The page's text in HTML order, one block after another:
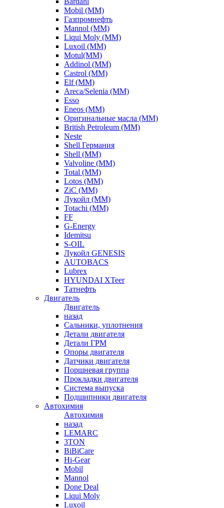
Mobil (ММ)
Газпромнефть
Mannol (ММ)
Liqui Moly (ММ)
Luxoil (ММ)
Motul(ММ)
Addinol (ММ)
Castrol (ММ)
Elf (ММ)
Areca/Selenia (ММ)
Esso
Eneos (ММ)
Оригинальные масла (ММ)
British Petroleum (ММ)
Neste
Shell Германия
Shell (ММ)
Valvoline (ММ)
Total (ММ)
Lotos (ММ)
ZiC (ММ)
Лукойл (ММ)
Totachi (MM)
FF
G-Energy
Idemitsu
S-OIL
Лукойл GENESIS
AUTOBACS
Lubrex
HYUNDAI XTeer
Татнефть
Двигатель
Двигатель
назад
Сальники, уплотнения
Детали двигателя
Детали ГРМ
Опоры двигателя
Датчики двигателя
Поршневая группа
Прокладки двигателя
Система выпуска
Подшипники двигателя
Автохимия
Автохимия
назад
LEMARC
3TON
BiBiCare
Hi-Gear
Mobil
Mannol
Done Deal
Liqui Moly
Luxoil